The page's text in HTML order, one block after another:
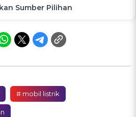
Sumber Pilihan
# mobil listrik